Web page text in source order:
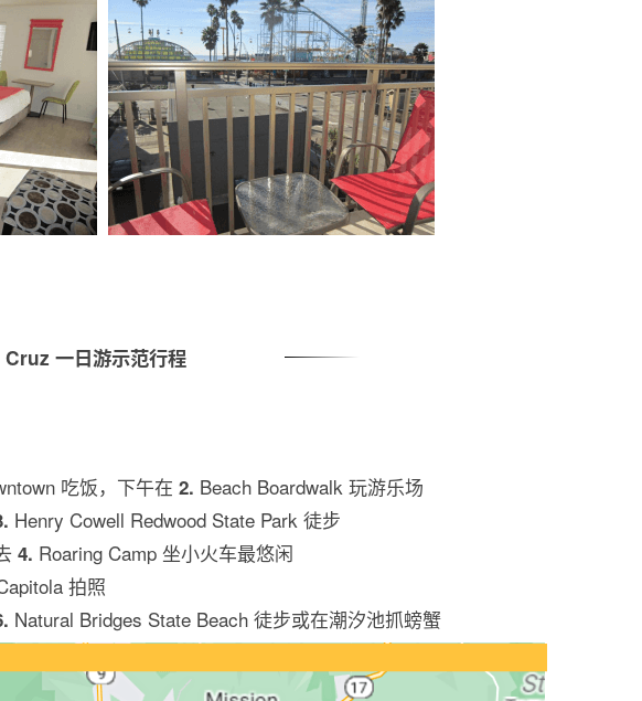
一日游示范行程
吃饭，下午在 2. Beach Boardwalk 玩游乐场
Henry Cowell Redwood State Park 徒步
4. Roaring Camp 坐小火车最悠闲
拍照
Natural Bridges State Beach 徒步或在潮汐池抓螃蟹